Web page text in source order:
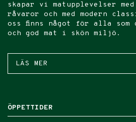
skapar vi matupplevelser med
råvaror och med modern
oss finns något för alla
och god mat i skön miljö.
LÄS MER
ÖPPETTIDER